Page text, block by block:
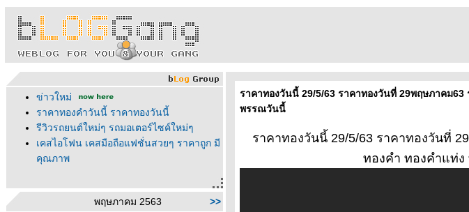
ข่าวใหม่
ราคาทองคำวันนี้ ราคาทองวันนี้
รีวิวรถยนต์ใหม่ๆ รถมอเตอร์ไซค์ใหม่ๆ
เคสไอโฟน เคสมือถือแฟชั่นสวยๆ ราคาถูก มี
คุณภาพ
พฤษภาคม 2563
>>
ราคาทองวันนี้ 29/5/63 ราคาทองวันที่ 29พฤษภาคม
พรรณวันนี้
ราคาทองวันนี้ 29/5/63 ราคาทองวันที่
ทองคำ ทองคำแท่